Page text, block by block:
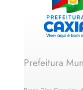
Prefeitura